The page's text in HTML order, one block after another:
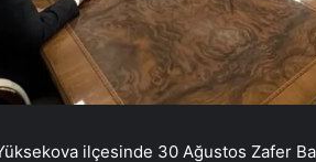
ilçesinde 30 Ağustos Zafer